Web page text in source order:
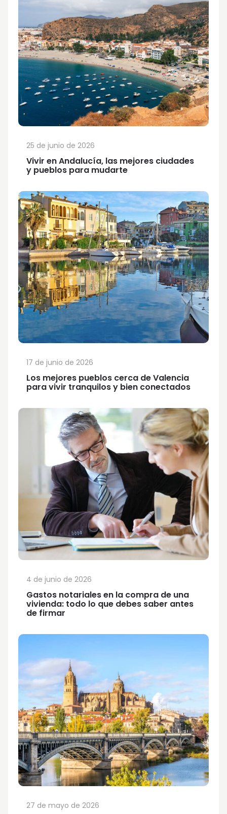
Vivir en Andalucía, las mejores ciudades
y pueblos para mudarte
25 de junio de 2026
Los mejores pueblos cerca de Valencia
para vivir tranquilos y bien conectados
17 de junio de 2026
Gastos notariales en la compra de una
vivienda: todo lo que debes saber antes
de firmar
4 de junio de 2026
27 de mayo de 2026